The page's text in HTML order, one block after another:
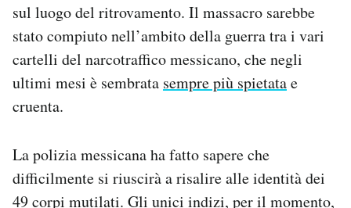
Newsletter
Notifiche mobile
Regala il Post
Hai bisogno di aiuto?
Esci
sul luogo del ritrovamento. Il massacro sarebbe
stato compiuto nell’ambito della guerra tra i vari
cartelli del narcotraffico messicano, che negli
ultimi mesi è sembrata sempre più spietatae
cruenta.
La polizia messicana ha fatto sapere che
difficilmente si riuscirà a risalire alle identità dei
49 corpi mutilati. Gli unici indizi, per il momento,